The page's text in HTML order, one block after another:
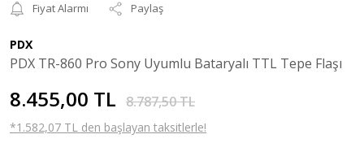
Fiyat Alarmı
Paylaş
PDX
PDX TR-860 Pro Sony Uyumlu Bataryalı TTL Tepe Flaşı
8.455,00 TL 8.787,50 TL
*1.582,07 TL den başlayan taksitlerle!